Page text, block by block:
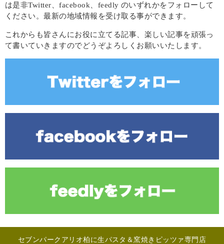
は是非Twitter、facebook、feedly のいずれかをフォローして
ください。最新の地域情報を受け取る事ができます。
これからも皆さんにお役に立てる記事、楽しい記事を頑張っ
て書いていきますのでどうぞよろしくお願いいたします。
セブンパークアリオ柏に生パスタ＆窯焼きピッツァ専門店